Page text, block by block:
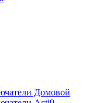
Домовой